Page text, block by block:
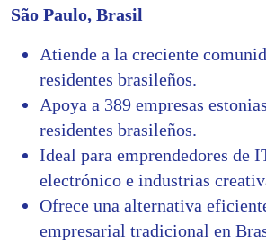
São Paulo, Brasil
Atiende a la creciente
residentes brasileños.
Apoya a 389 empresas
residentes brasileños.
Ideal para emprendedores de
electrónico e industrias
Ofrece una alternativa
empresarial tradicional en